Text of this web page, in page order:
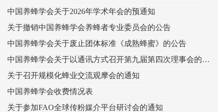
中国养蜂学会关于2026年学术年会的预通知
关于撤销中国养蜂学会养蜂者专业委员会的公告
中国养蜂学会关于废止团体标准《成熟蜂蜜》的公告
中国养蜂学会关于以通讯方式召开第九届第四次理事会的通知
关于召开规模化蜂业交流观摩会的通知
中国养蜂学会收费情况表
关于参加FAO全球传粉媒介平台研讨会的通知